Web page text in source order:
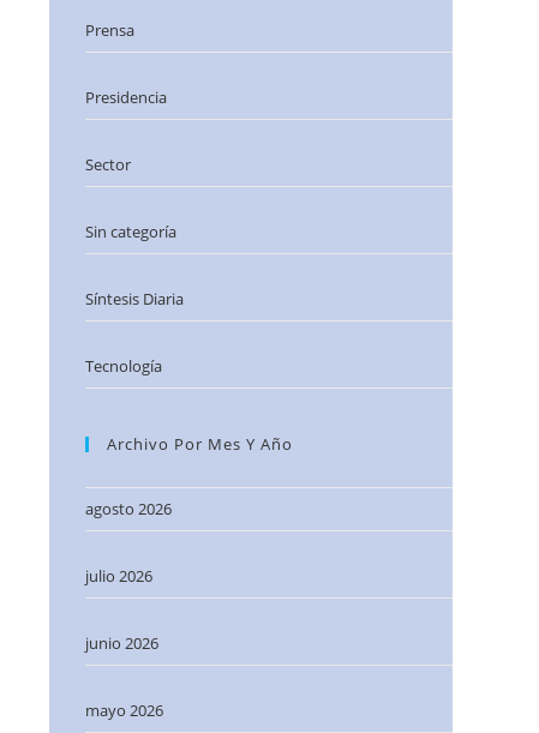
Prensa
Presidencia
Sector
Sin categoría
Síntesis Diaria
Tecnología
Archivo Por Mes Y Año
agosto 2026
julio 2026
junio 2026
mayo 2026